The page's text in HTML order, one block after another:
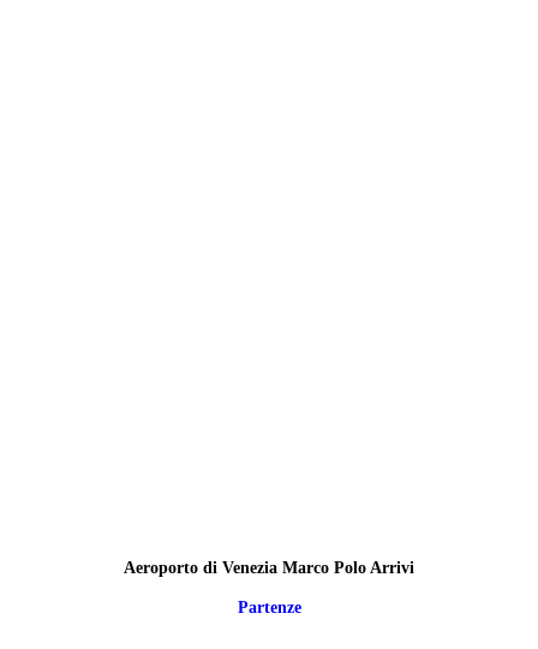
Aeroporto di Venezia Marco Polo Arrivi
Partenze